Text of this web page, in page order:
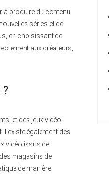
à produire du contenu
séries et de
en choisissant de
aux créateurs,
et des jeux vidéo.
existe également des
vidéo issus de
magasins de
de manière